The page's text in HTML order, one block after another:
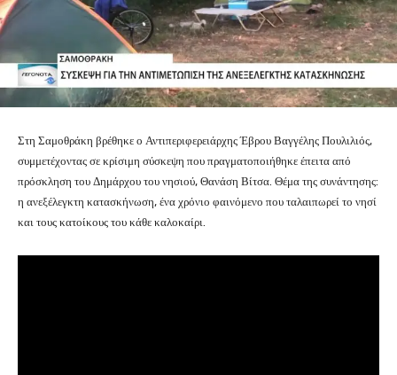
Στη Σαμοθράκη βρέθηκε ο Αντιπεριφερειάρχης Έβρου Βαγγέλης Πουλιλιός,
συμμετέχοντας σε κρίσιμη σύσκεψη που πραγματοποιήθηκε έπειτα από
πρόσκληση του Δημάρχου του νησιού, Θανάση Βίτσα. Θέμα της συνάντησης:
η ανεξέλεγκτη κατασκήνωση, ένα χρόνιο φαινόμενο που ταλαιπωρεί το νησί
και τους κατοίκους του κάθε καλοκαίρι.